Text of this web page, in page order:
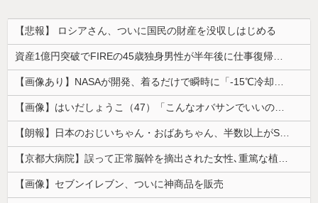
【悲報】 ロシアさん、ついに国民の財産を没収しはじめる
資産1億円突破でFIREの45歳独身男性が半年後に仕事復帰を決意した「1通の通知」
【画像あり】NASAが開発、着るだけで瞬時に「-15℃冷却」する冷感ポンチョ3,980円！
【画像】はいだしょうこ（47）「こんなオバサンでいいの…？」
【朗報】日本のおじいちゃん・おばあちゃん、半数以上がSNSを使いこなしていたｗｗｗｗｗ
【京都大病院】誤って正常脳幹を摘出された女性､重篤な植物状態だが意識は正常で何かを思考していると判明
【画像】セブンイレブン、ついに神商品を販売